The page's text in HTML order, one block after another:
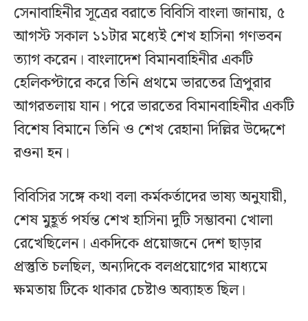
সেনাবাহিনীর সূত্রের বরাতে বিবিসি বাংলা জানায়, ৫
আগস্ট সকাল ১১টার মধ্যেই শেখ হাসিনা গণভবন
ত্যাগ করেন। বাংলাদেশ বিমানবাহিনীর একটি
হেলিকপ্টারে করে তিনি প্রথমে ভারতের ত্রিপুরার
আগরতলায় যান। পরে ভারতের বিমানবাহিনীর একটি
বিশেষ বিমানে তিনি ও শেখ রেহানা দিল্লির উদ্দেশে
রওনা হন।
বিবিসির সঙ্গে কথা বলা কর্মকর্তাদের ভাষ্য অনুযায়ী,
শেষ মুহূর্ত পর্যন্ত শেখ হাসিনা দুটি সম্ভাবনা খোলা
রেখেছিলেন। একদিকে প্রয়োজনে দেশ ছাড়ার
প্রস্তুতি চলছিল, অন্যদিকে বলপ্রয়োগের মাধ্যমে
ক্ষমতায় টিকে থাকার চেষ্টাও অব্যাহত ছিল।